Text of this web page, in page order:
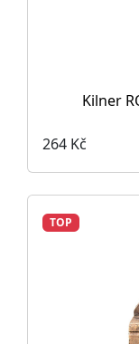
Kilner
264 Kč
TOP